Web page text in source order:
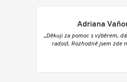
Adriana
„Děkuji za pomoc s výběrem,
radost. Rozhodně jsem zde